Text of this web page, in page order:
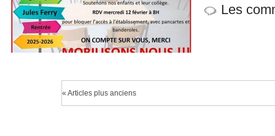
Les
« Articles plus anciens